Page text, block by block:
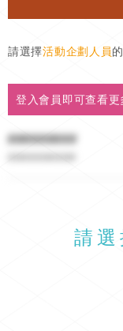
請選擇活動企劃人員
登入會員即可查看更
#########
請